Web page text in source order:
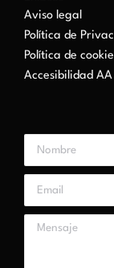
Aviso legal
Política de
Política de
Accesibilidad AA